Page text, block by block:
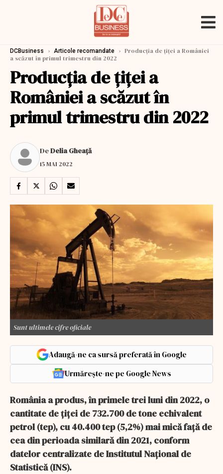
DCBusiness › Articole recomandate › Producţia de ţiţei a României
a scăzut în primul trimestru din 2022
Producţia de ţiţei a
României a scăzut în
primul trimestru din 2022
DeDelia Gheață
15 MAI 2022
Sunt ultimele cifre oficiale
Adaugă-ne ca sursă preferată în Google
Urmărește-ne pe Google News
România a produs, în primele trei luni din 2022, o
cantitate de ţiţei de 732.700 de tone echivalent
petrol (tep), cu 40.400 tep (5,2%) mai mică faţă de
cea din perioada similară din 2021, conform
datelor centralizate de Institutul Naţional de
Statistică (INS).